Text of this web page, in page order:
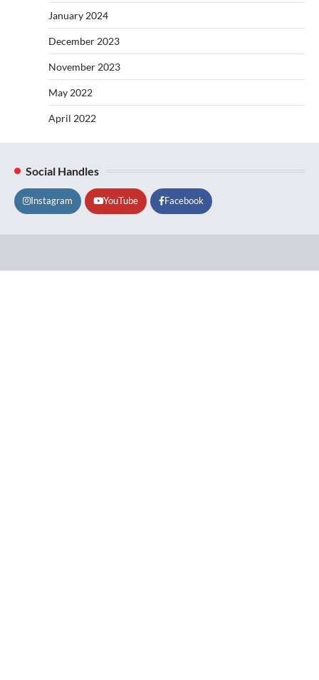
January 2024
December 2023
November 2023
May 2022
April 2022
Social Handles
Instagram YouTube Facebook